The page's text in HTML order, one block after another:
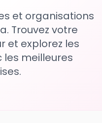
et organisations
Trouvez votre
et explorez les
meilleures